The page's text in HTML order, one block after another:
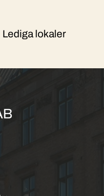
Lediga lokaler